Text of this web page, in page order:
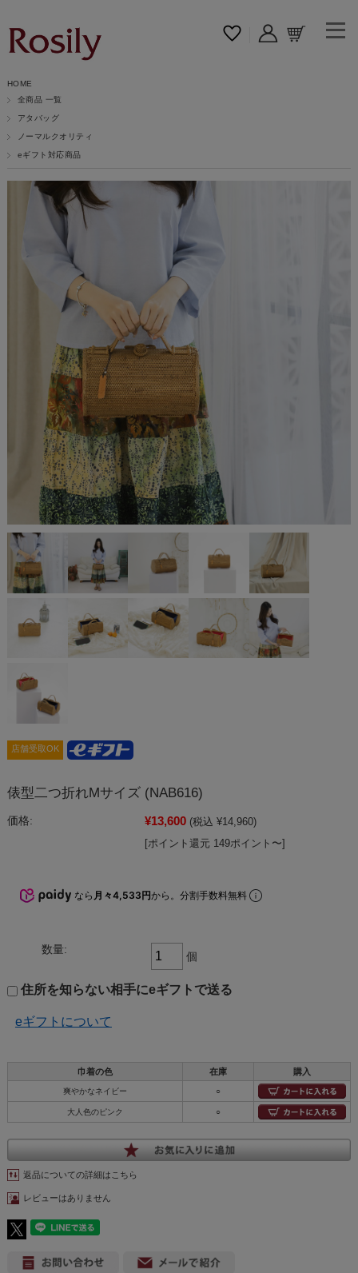
HOME
全商品 一覧
アタバッグ
ノーマルクオリティ
eギフト対応商品
店舗受取OK
俵型二つ折れMサイズ (NAB616)
価格: ¥13,600 (税込 ¥14,960)
[ポイント還元 149ポイント〜]
なら 月々4,533円から。分割手数料無料
数量:
個
住所を知らない相手にeギフトで送る
eギフトについて
巾着の色 在庫 購入
爽やかなネイビー ○
大人色のピンク ○
返品についての詳細はこちら
レビューはありません